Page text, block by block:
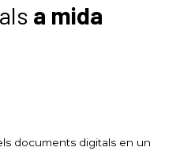
a mida
documents digitals en un